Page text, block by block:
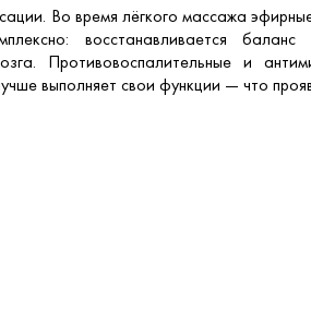
Во время лёгкого массажа
восстанавливается
Противовоспалительные и
выполняет свои функции — что